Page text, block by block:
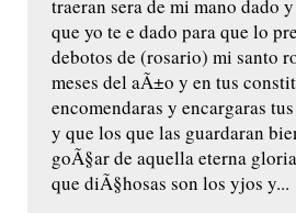
traeran sera de mi mano dado
que yo te e dado para que lo
debotos de (rosario) mi santo
meses del aÃ±o y en tus
encomendaras y encargaras
y que los que las guardaran
goÃ§ar de aquella eterna
que diÃ§hosas son los yjos y...